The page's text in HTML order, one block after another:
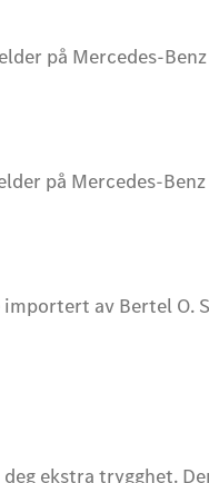
på Mercedes-
på Mercedes-
av Bertel O.
ekstra trygghet.